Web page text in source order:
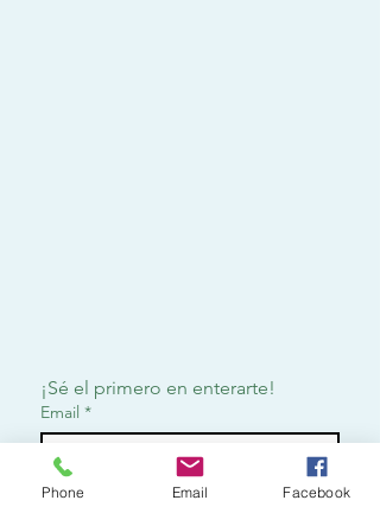
¡Sé el primero en enterarte!
Email *
Suscribirme
Phone Email Facebook